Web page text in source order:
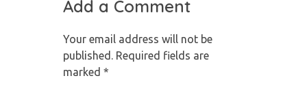
Add a Comment
Your email address will not be
published. Required fields are
marked *